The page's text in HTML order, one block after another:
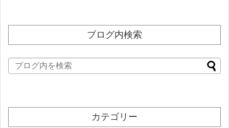
ブログ内検索
カテゴリー